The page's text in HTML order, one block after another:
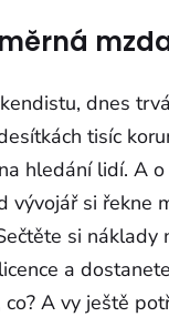
dnes
tisíc
hledání lidí. A
vývojář si řekne
si náklady
a
A vy ještě